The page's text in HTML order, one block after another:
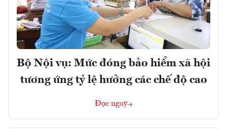
Bộ Nội vụ: Mức đóng bảo hiểm xã hội
tương ứng tỷ lệ hưởng các chế độ cao
Đọc ngay